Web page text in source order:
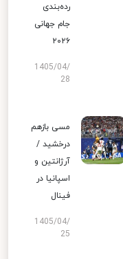
رده‌بندی
جام جهانی
۲۰۲۶
1405/04/
28
مسی بازهم
درخشید /
آرژانتین و
اسپانیا در
فینال
1405/04/
25